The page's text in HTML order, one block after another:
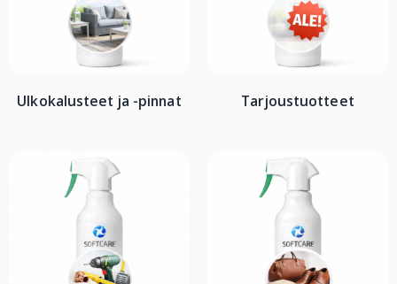
Ulkokalusteet ja -pinnat Tarjoustuotteet